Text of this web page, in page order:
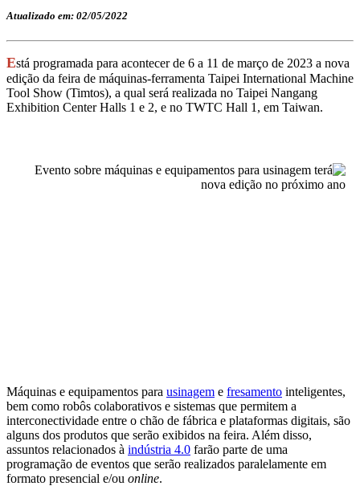
Atualizado em: 02/05/2022
Está programada para acontecer de 6 a 11 de março de 2023 a nova
edição da feira de máquinas-ferramenta Taipei International Machine
Tool Show (Timtos), a qual será realizada no Taipei Nangang
Exhibition Center Halls 1 e 2, e no TWTC Hall 1, em Taiwan.
Máquinas e equipamentos para usinagem e fresamento inteligentes,
bem como robôs colaborativos e sistemas que permitem a
interconectividade entre o chão de fábrica e plataformas digitais, são
alguns dos produtos que serão exibidos na feira. Além disso,
assuntos relacionados à indústria 4.0 farão parte de uma
programação de eventos que serão realizados paralelamente em
formato presencial e/ou online.